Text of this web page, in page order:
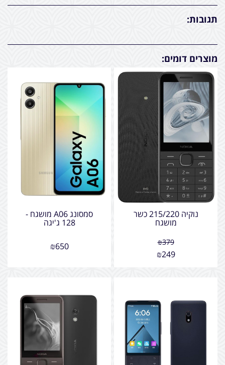
תגובות:
מוצרים דומים:
נוקיה 215/220 כשר
מושגח
₪379
₪249
סמסונג A06 מושגח -
128 ג'יגה
₪650